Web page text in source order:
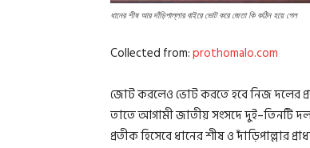
ধানের শীষ আর দাঁড়িপাল্লার বাইরে ভোট করে জেতা কি কঠিন হয়ে গেল
Collected from:prothomalo.com
জোট করলেও ভোট করতে হবে নিজ দলের
তাতে আগামী জাতীয় সংসদে দুই–তিনটি দল
প্রতীক হিসেবে ধানের শীষ ও দাঁড়িপাল্লার